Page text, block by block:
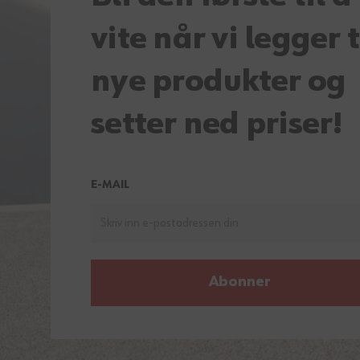
vite når vi legger
nye produkter og
setter ned priser!
E-MAIL
Abonner